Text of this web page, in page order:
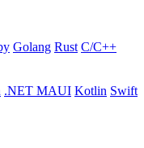
Golang Rust C/C++
.NET MAUI Kotlin Swift